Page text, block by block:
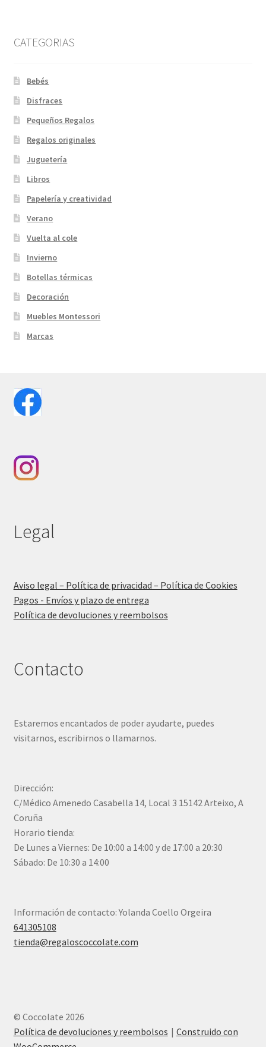
CATEGORIAS
Bebés
Disfraces
Pequeños Regalos
Regalos originales
Juguetería
Libros
Papelería y creatividad
Verano
Vuelta al cole
Invierno
Botellas térmicas
Decoración
Muebles Montessori
Marcas
Legal
Aviso legal – Política de privacidad – Política de Cookies
Pagos - Envíos y plazo de entrega
Política de devoluciones y reembolsos
Contacto
Estaremos encantados de poder ayudarte, puedes
visitarnos, escribirnos o llamarnos.
Dirección:
C/Médico Amenedo Casabella 14, Local 3 15142 Arteixo, A
Coruña
Horario tienda:
De Lunes a Viernes: De 10:00 a 14:00 y de 17:00 a 20:30
Sábado: De 10:30 a 14:00
Información de contacto: Yolanda Coello Orgeira
641305108
tienda@regaloscoccolate.com
© Coccolate 2026
Política de devoluciones y reembolsos
Construido con